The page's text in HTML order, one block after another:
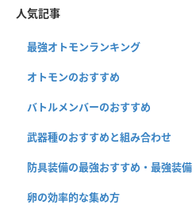
人気記事
最強オトモンランキング
オトモンのおすすめ
バトルメンバーのおすすめ
武器種のおすすめと組み合わせ
防具装備の最強おすすめ・最強装備
卵の効率的な集め方